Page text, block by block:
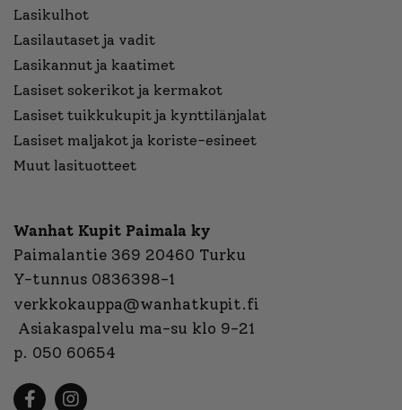
Lasikulhot
Lasilautaset ja vadit
Lasikannut ja kaatimet
Lasiset sokerikot ja kermakot
Lasiset tuikkukupit ja kynttilänjalat
Lasiset maljakot ja koriste-esineet
Muut lasituotteet
Wanhat Kupit Paimala ky
Paimalantie 369 20460 Turku
Y-tunnus 0836398-1
verkkokauppa@wanhatkupit.fi
Asiakaspalvelu ma-su klo 9-21
p. 050 60654